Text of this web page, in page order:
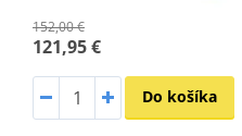
152,00 €
121,95 €
Do košíka